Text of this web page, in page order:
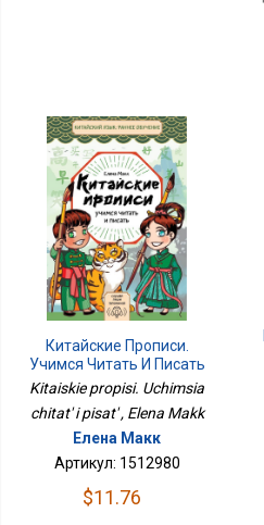
Китайские Прописи.
Учимся Читать И Писать
Kitaiskie propisi. Uchimsia
chitat' i pisat' , Elena Makk
Елена Макк
Артикул: 1512980
$11.76